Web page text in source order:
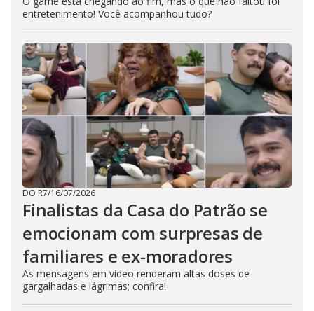
entretenimento! Você acompanhou tudo?
DO R7/16/07/2026
Finalistas da Casa do Patrão se
emocionam com surpresas de
familiares e ex-moradores
As mensagens em vídeo renderam altas doses de
gargalhadas e lágrimas; confira!